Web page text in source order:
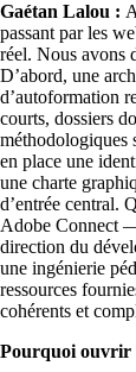
Gaétan Lalou :
passant par les
réel. Nous avons
D’abord, une
d’autoformation
courts, dossiers
méthodologiques
en place une
une charte
d’entrée central.
Adobe Connect
direction du
une ingénierie
ressources
cohérents et
Pourquoi ouvrir